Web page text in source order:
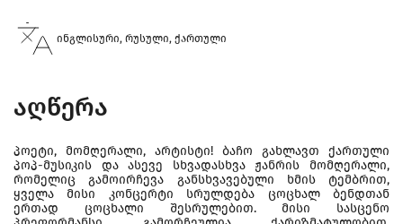
ინგლისური, რუსული, ქართული
აღწერა
პოეტი, მომღერალი, არტისტი! ბაჩო გახლავთ ქართული
პოპ-მუსიკის და ასევე სხვადასხვა ჟანრის მომღერალი,
რომელიც გამოირჩევა განსხვავებული ხმის ტემბრით,
ყველა მისი კონცერტი სრულდება ცოცხალ ბენდთან
ერთად ცოცხალი შესრულებით. მისი სასცენო